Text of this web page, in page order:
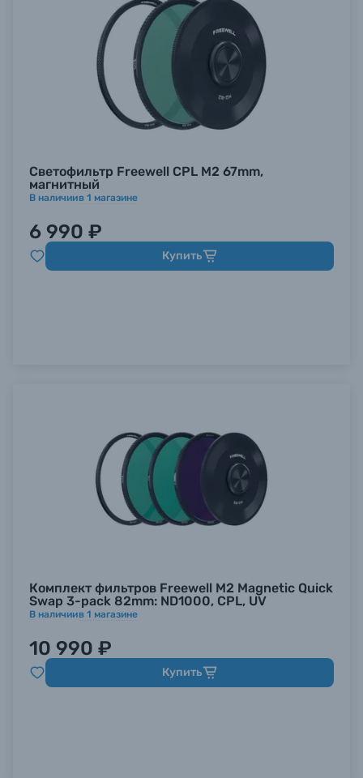
Светофильтр Freewell CPL M2 67mm,
магнитный
В наличиив 1 магазине
6 990 ₽
Купить
Комплект фильтров Freewell M2 Magnetic Quick
Swap 3-pack 82mm: ND1000, CPL, UV
В наличиив 1 магазине
10 990 ₽
Купить